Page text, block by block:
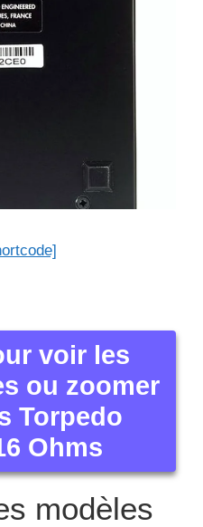
voir les
ou zoomer
Torpedo
Ohms
modèles